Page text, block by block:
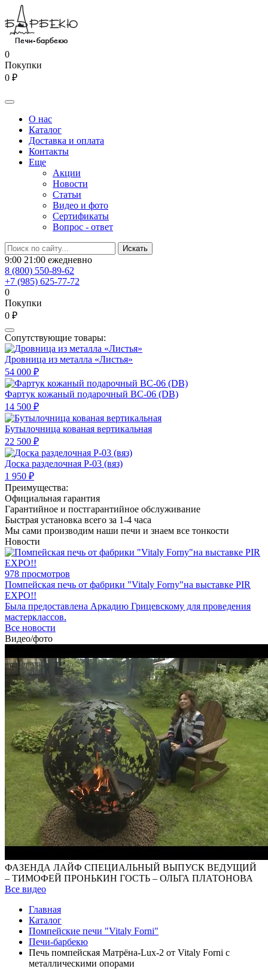
0
Покупки
0 ₽
О нас
Каталог
Доставка и оплата
Контакты
Еще
Акции
Новости
Статьи
Видео и фото
Сертификаты
Вопрос - ответ
9:00 21:00 ежедневно
8 (800) 550-89-62
+7 (985) 625-77-72
0
Покупки
0 ₽
Сопутствующие товары:
Дровница из металла «Листья»
54 000 ₽
Фартук кожаный подарочный BC-06 (DB)
14 500 ₽
Бутылочница кованая вертикальная
22 500 ₽
Доска разделочная Р-03 (вяз)
1 950 ₽
Преимущества:
Официальная гарантия
Гарантийное и постгарантийное обслуживание
Быстрая установка всего за 1-4 часа
Мы сами производим наши печи и знаем все тонкости
Новости
978 просмотров
Помпейская печь от фабрики "Vitaly Forny"на выставке PIR
EXPO!!
Была предоставлена Аркадию Грицевскому для проведения
мастерклассов.
Все новости
Видео/фото
ФАЗЕНДА ЛАЙФ СПЕЦИАЛЬНЫЙ ВЫПУСК ВЕДУЩИЙ
– ТИМОФЕЙ ПРОНЬКИН ГОСТЬ – ОЛЬГА ПЛАТОНОВА
Все видео
Главная
Каталог
Помпейские печи "Vitaly Forni"
Печи-барбекю
Печь помпейская Матрёна-Lux-2 от Vitaly Forni с
металлическими опорами